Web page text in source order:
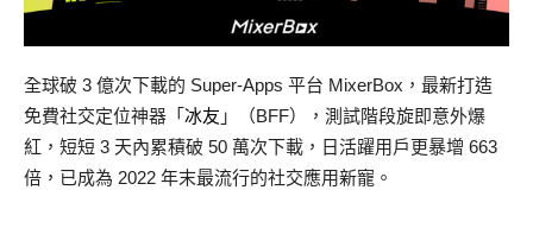
全球破 3 億次下載的 Super-Apps 平台 MixerBox，最新打造
免費社交定位神器「 冰友 」（BFF），測試階段旋即意外爆
紅，短短 3 天內累積破 50 萬次下載，日活躍用戶更暴增 663
倍，已成為 2022 年末最流行的社交應用新寵。